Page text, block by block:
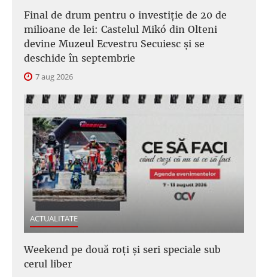
Final de drum pentru o investiție de 20 de
milioane de lei: Castelul Mikó din Olteni
devine Muzeul Ecvestru Secuiesc și se
deschide în septembrie
7 aug 2026
ACTUALITATE
Weekend pe două roți și seri speciale sub
cerul liber